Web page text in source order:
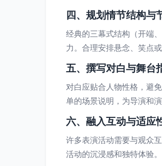
四、规划情节结构与
经典的三幕式结构（开端
力。合理安排悬念、笑点
五、撰写对白与舞台
对白应贴合人物性格，避
单的场景说明，为导演和
六、融入互动与适应
许多表演活动需要与观众
活动的沉浸感和独特体验。